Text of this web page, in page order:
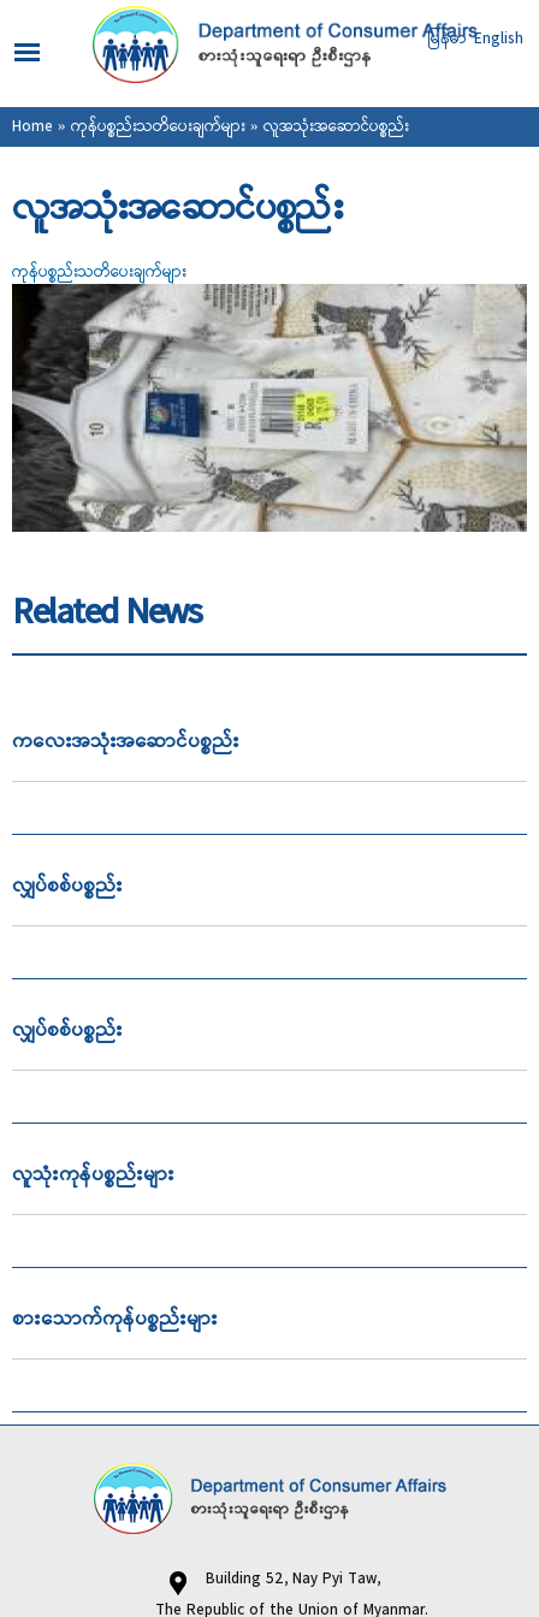
main
content
မြန်မာ English
You are here
Home » ကုန်ပစ္စည်းသတိပေးချက်များ» လူအသုံးအဆောင်ပစ္စည်း
လူအသုံးအဆောင်ပစ္စည်း
ကုန်ပစ္စည်းသတိပေးချက်များ
Related News
ကလေးအသုံးအဆောင်ပစ္စည်း
လျှပ်စစ်ပစ္စည်း
လျှပ်စစ်ပစ္စည်း
လူသုံးကုန်ပစ္စည်းများ
စားသောက်ကုန်ပစ္စည်းများ
Building 52, Nay Pyi Taw,
The Republic of the Union of Myanmar.